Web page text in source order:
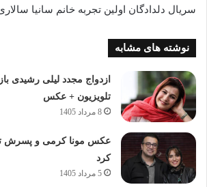
سریال دلدادگان اولین تجربه خانم سانیا
نوشته های مشابه
ازدواج مجدد لیلی رشیدی
تلویزیون + عکس
8 مرداد 1405
عکس مونا کرمی و پسرش
کرد
5 مرداد 1405